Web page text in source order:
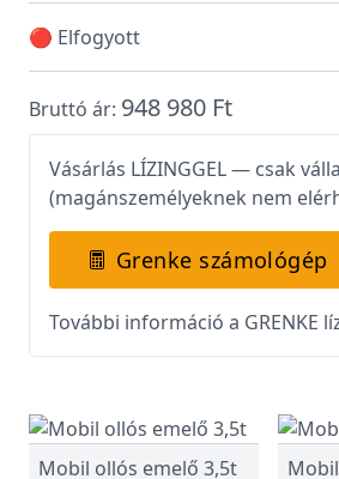
🔴 Elfogyott
Bruttó ár: 948 980 Ft
Vásárlás LÍZINGGEL — csak
(magánszemélyeknek nem
Grenke számológép
További információ a GRENKE
Mobil ollós emelő 3,5t